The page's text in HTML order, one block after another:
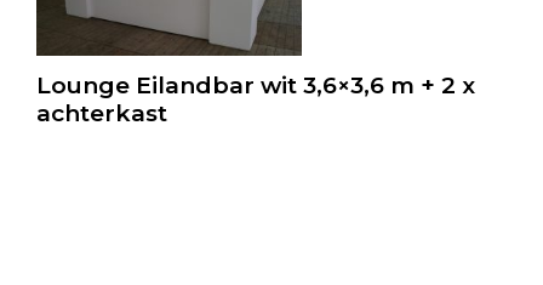
Lounge Eilandbar wit 3,6×3,6 m + 2 x
achterkast